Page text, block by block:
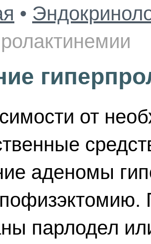
•
от
аденомы
парлодел